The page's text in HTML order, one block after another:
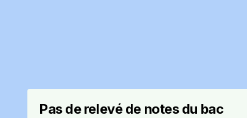
Pas de relevé de notes du bac